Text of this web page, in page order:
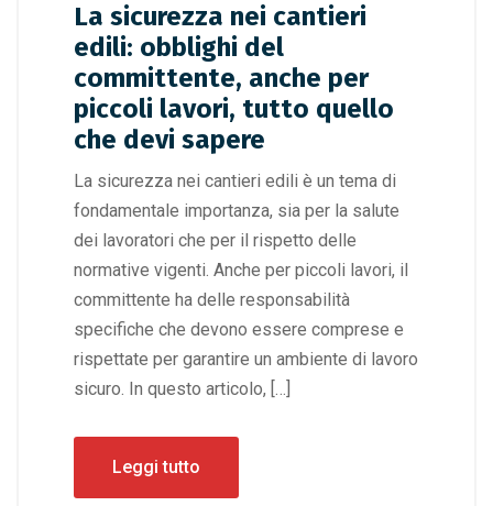
La sicurezza nei cantieri
edili: obblighi del
committente, anche per
piccoli lavori, tutto quello
che devi sapere
La sicurezza nei cantieri edili è un tema di
fondamentale importanza, sia per la salute
dei lavoratori che per il rispetto delle
normative vigenti. Anche per piccoli lavori, il
committente ha delle responsabilità
specifiche che devono essere comprese e
rispettate per garantire un ambiente di lavoro
sicuro. In questo articolo, […]
Leggi tutto